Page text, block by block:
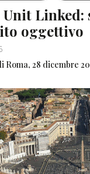
Unit
oggettivo
Roma, 28 dicembre